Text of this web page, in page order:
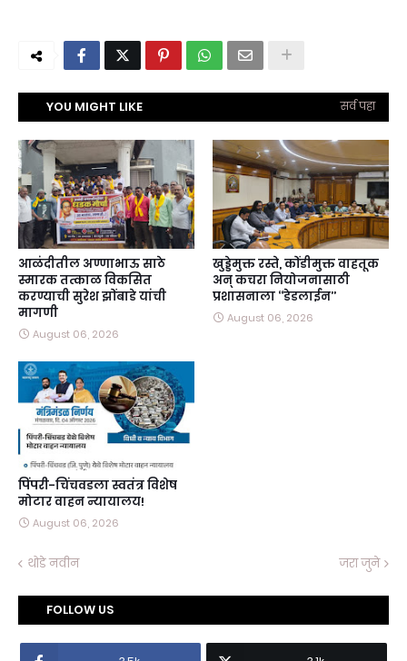
YOU MIGHT LIKE सर्व पहा
आळंदीतील अण्णाभाऊ साठे
स्मारक तत्काळ विकसित
करण्याची सुरेश झोंबाडे यांची
मागणी
August 06, 2026
खुड्डेमुक्त रस्ते, कोंडीमुक्त वाहतूक
अन्‌ कचरा नियोजनासाठी
प्रशासनाला ‘‘डेडलाईन’’
August 06, 2026
पिंपरी-चिंचवडला स्वतंत्र विशेष
मोटार वाहन न्यायालय!
August 06, 2026
थोडे नवीन जरा जुने
FOLLOW US